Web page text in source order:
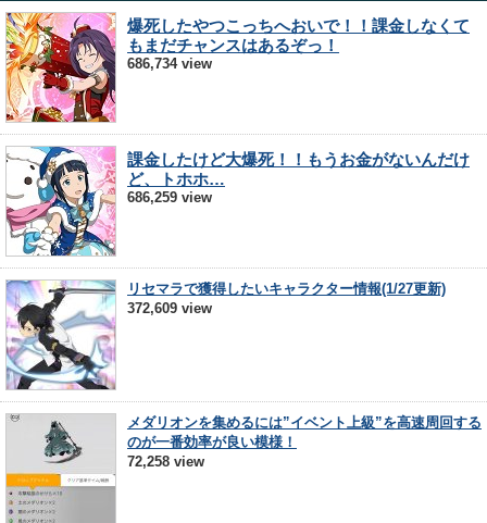
爆死したやつこっちへおいで！！課金しなくて
もまだチャンスはあるぞっ！
686,734 view
課金したけど大爆死！！もうお金がないんだけ
ど、トホホ…
686,259 view
リセマラで獲得したいキャラクター情報(1/27更新)
372,609 view
メダリオンを集めるには”イベント上級”を高速周回する
のが一番効率が良い模様！
72,258 view